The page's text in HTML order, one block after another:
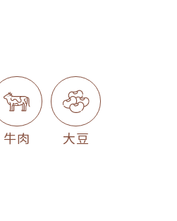
牛肉 大豆